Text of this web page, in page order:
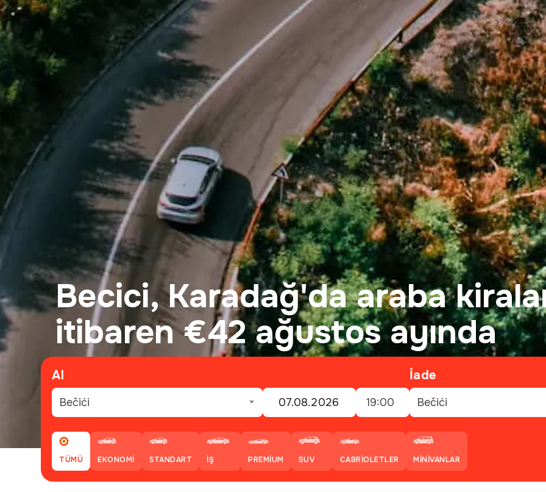
Becici, Karadağ'da araba
itibaren €42 ağustos ayında
Al
Bečići 19:00
İade
Bečići
TÜMÜ EKONOMI STANDART İŞ PREMIUM SUV CABRIOLETLER MINIVANLAR